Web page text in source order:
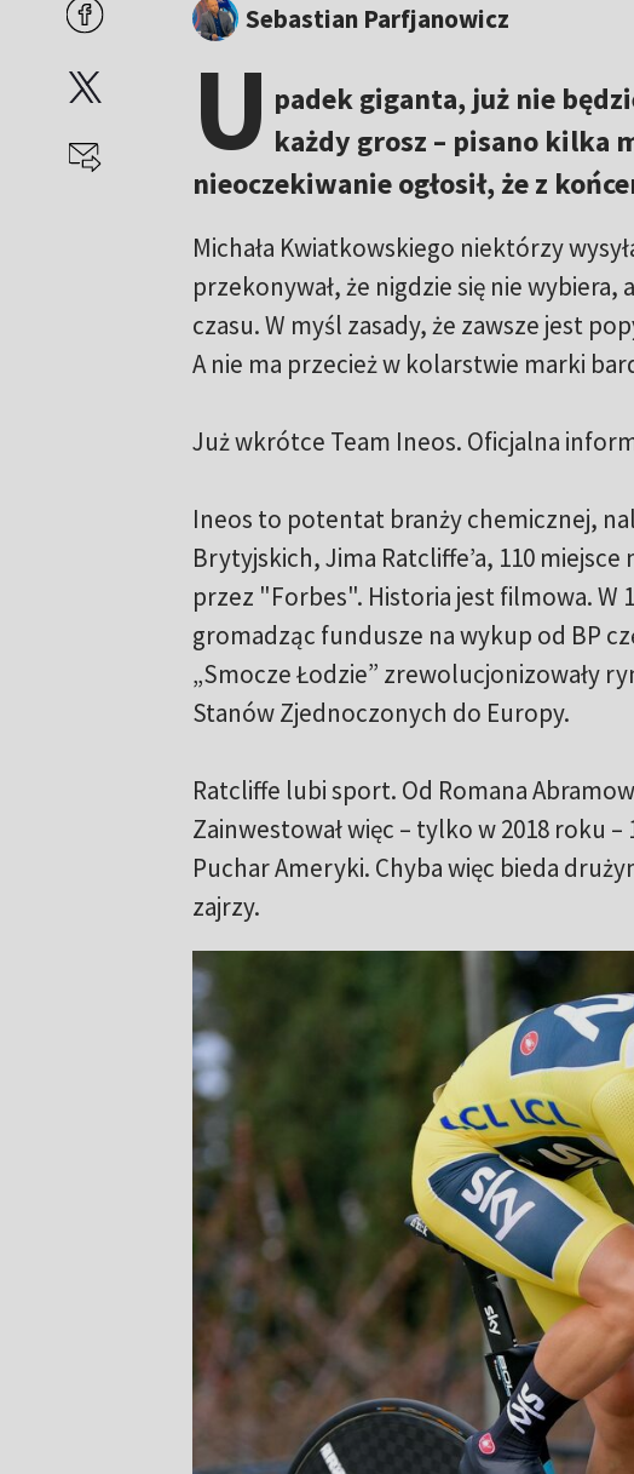
Sebastian Parfjanowicz
U padek giganta, już nie
każdy grosz – pisano kilka
nieoczekiwanie ogłosił, że z
Michała Kwiatkowskiego niektórzy
przekonywał, że nigdzie się nie
czasu. W myśl zasady, że zawsze jest
A nie ma przecież w kolarstwie marki
Już wkrótce Team Ineos. Oficjalna
Ineos to potentat branży chemicznej,
Brytyjskich, Jima Ratcliffe’a, 110
przez "Forbes". Historia jest filmowa. W
gromadząc fundusze na wykup od BP
„Smocze Łodzie” zrewolucjonizowały
Stanów Zjednoczonych do Europy.
Ratcliffe lubi sport. Od Romana
Zainwestował więc – tylko w 2018 roku
Puchar Ameryki. Chyba więc bieda
zajrzy.